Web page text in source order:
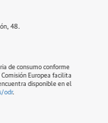
48.
de consumo conforme
Europea facilita
disponible en el
odr.